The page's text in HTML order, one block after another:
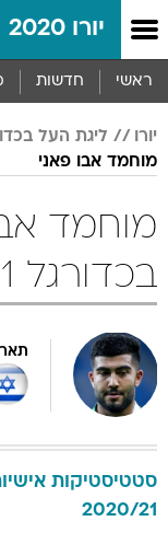
יורו 2020
ראשי חדשות
יורו ליגת העל בכדורגל
מוחמד אבו פאני
מוחמד
בכדורגל 2020/21 כדורגל
סטטיסטיקות
2020/21